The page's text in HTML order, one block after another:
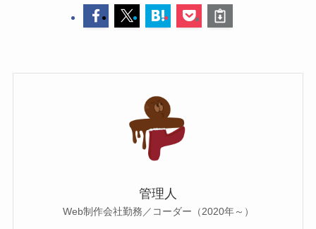
管理人
Web制作会社勤務／コーダー（2020年～）